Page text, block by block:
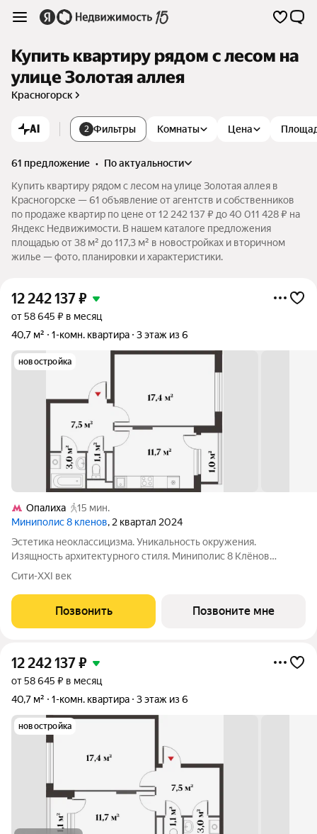
Купить квартиру рядом с лесом на
улице Золотая аллея
Красногорск
AI 2 Фильтры Комнаты Цена
61 предложение •
по актуальности
Купить квартиру рядом с лесом на улице Золотая аллея в
Красногорске — 61 объявление от агентств и собственников
по продаже квартир по цене от 12 242 137 ₽ до 40 011 428 ₽ на
Яндекс Недвижимости. В нашем каталоге предложения
площадью от 38 м² до 117,3 м² в новостройках и вторичном
жилье — фото, планировки и характеристики.
12 242 137₽
от 58 645 ₽ в месяц
40,7 м²
1-комн. квартира 3 этаж из 6
новостройка
Опалиха
15 мин.
Миниполис 8 кленов, 2 квартал 2024
Эстетика неоклассицизма. Уникальность окружения.
Изящность архитектурного стиля. Миниполис 8 Клёнов
расположился в подмосковном микрорайоне Опалиха.
магистралей добраться до центра столицы не
Сити-XXI век
Позвонить Позвоните мне
12 242 137₽
от 58 645 ₽ в месяц
40,7 м²
1-комн. квартира 3 этаж из 6
новостройка